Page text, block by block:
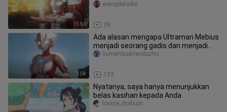
15:56
Episode 4 (Pertarungan yang
39
wangderuike
1:04
Ada alasan mengapa Ultraman Mebius
menjadi seorang gadis dan menjadi
favorit para Ultra Bersaudara.
193
liunianquanwojuzhu
Nyatanya, saya hanya menunjukkan
belas kasihan kepada Anda
louise_dodson